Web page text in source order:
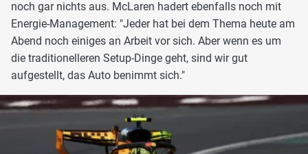
noch gar nichts aus. McLaren hadert ebenfalls noch mit
Energie-Management: "Jeder hat bei dem Thema heute am
Abend noch einiges an Arbeit vor sich. Aber wenn es um
die traditionelleren Setup-Dinge geht, sind wir gut
aufgestellt, das Auto benimmt sich."